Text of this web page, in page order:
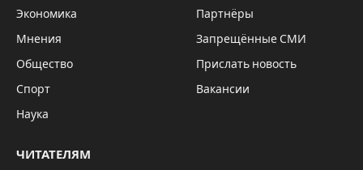
Маньчжурский поход Красной армии стал продолжением Великой